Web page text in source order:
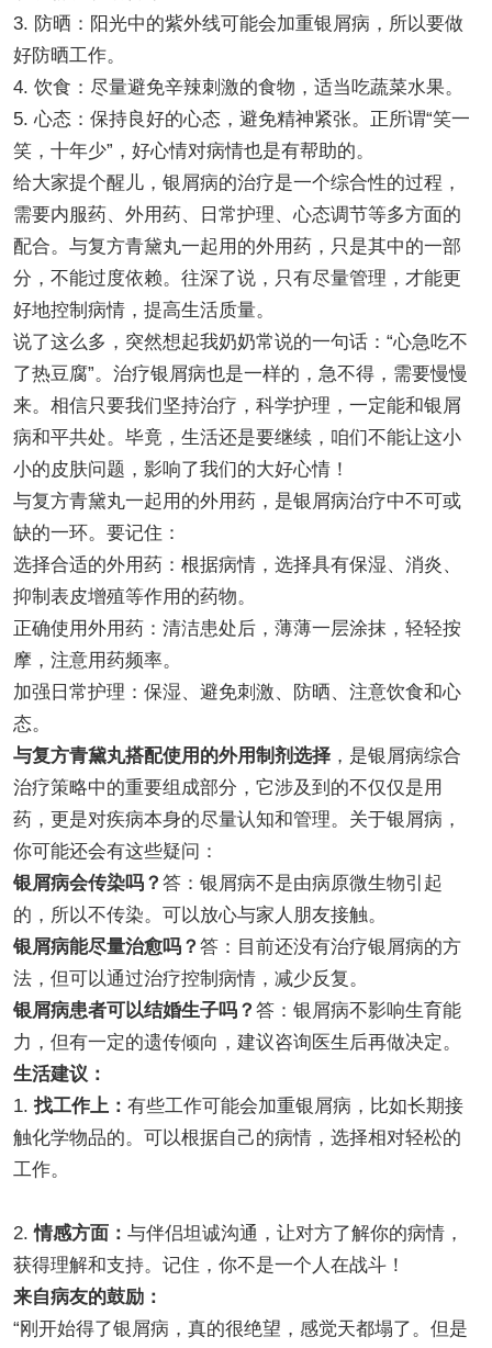
3. 防晒：阳光中的紫外线可能会加重银屑病，所以要做
好防晒工作。
4. 饮食：尽量避免辛辣刺激的食物，适当吃蔬菜水果。
5. 心态：保持良好的心态，避免精神紧张。正所谓“笑一
笑，十年少”，好心情对病情也是有帮助的。
给大家提个醒儿，银屑病的治疗是一个综合性的过程，
需要内服药、外用药、日常护理、心态调节等多方面的
配合。与复方青黛丸一起用的外用药，只是其中的一部
分，不能过度依赖。往深了说，只有尽量管理，才能更
好地控制病情，提高生活质量。
说了这么多，突然想起我奶奶常说的一句话：“心急吃不
了热豆腐”。治疗银屑病也是一样的，急不得，需要慢慢
来。相信只要我们坚持治疗，科学护理，一定能和银屑
病和平共处。毕竟，生活还是要继续，咱们不能让这小
小的皮肤问题，影响了我们的大好心情！
与复方青黛丸一起用的外用药，是银屑病治疗中不可或
缺的一环。要记住：
选择合适的外用药：根据病情，选择具有保湿、消炎、
抑制表皮增殖等作用的药物。
正确使用外用药：清洁患处后，薄薄一层涂抹，轻轻按
摩，注意用药频率。
加强日常护理：保湿、避免刺激、防晒、注意饮食和心
态。
与复方青黛丸搭配使用的外用制剂选择，是银屑病综合
治疗策略中的重要组成部分，它涉及到的不仅仅是用
药，更是对疾病本身的尽量认知和管理。关于银屑病，
你可能还会有这些疑问：
银屑病会传染吗？ 答：银屑病不是由病原微生物引起
的，所以不传染。可以放心与家人朋友接触。
银屑病能尽量治愈吗？ 答：目前还没有治疗银屑病的方
法，但可以通过治疗控制病情，减少反复。
银屑病患者可以结婚生子吗？ 答：银屑病不影响生育能
力，但有一定的遗传倾向，建议咨询医生后再做决定。
生活建议：
1. 找工作上： 有些工作可能会加重银屑病，比如长期接
触化学物品的。可以根据自己的病情，选择相对轻松的
工作。
2.情感方面： 与伴侣坦诚沟通，让对方了解你的病情，
获得理解和支持。记住，你不是一个人在战斗！
来自病友的鼓励：
“刚开始得了银屑病，真的很绝望，感觉天都塌了。但是